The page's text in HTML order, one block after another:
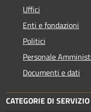
Uffici
Enti e fondazioni
Politici
Personale
Documenti e dati
CATEGORIE DI SERVIZIO